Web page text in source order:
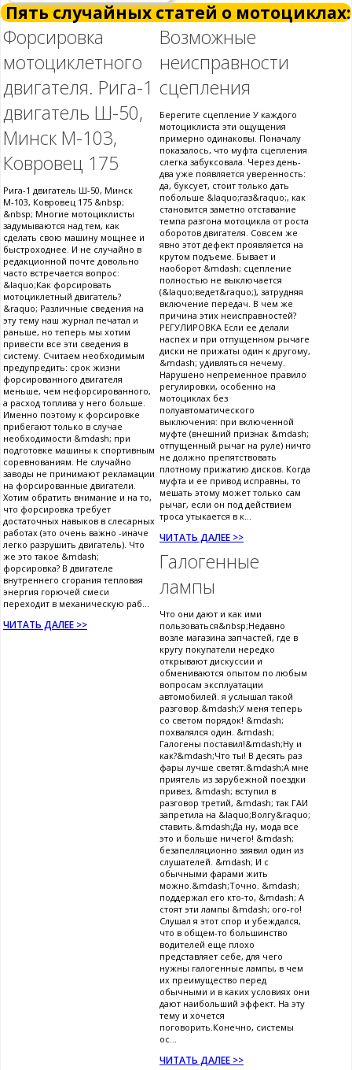
Пять случайных статей о мотоциклах:
Форсировка
мотоциклетного
двигателя. Рига-1
двигатель Ш-50,
Минск М-103,
Ковровец 175
Рига-1 двигатель Ш-50, Минск
М-103, Ковровец 175 &nbsp;
&nbsp; Многие мотоциклисты
задумываются над тем, как
сделать свою машину мощнее и
быстроходнее. И не случайно в
редакционной почте довольно
часто встречается вопрос:
&laquo;Как форсировать
мотоциклетный двигатель?
&raquo; Различные сведения на
эту тему наш журнал печатал и
раньше, но теперь мы хотим
привести все эти сведения в
систему. Считаем необходимым
предупредить: срок жизни
форсированного двигателя
меньше, чем нефорсированного,
а расход топлива у него больше.
Именно поэтому к форсировке
прибегают только в случае
необходимости &mdash; при
подготовке машины к спортивным
соревнованиям. Не случайно
заводы не принимают рекламации
на форсированные двигатели.
Хотим обратить внимание и на то,
что форсировка требует
достаточных навыков в слесарных
работах (это очень важно -иначе
легко разрушить двигатель). Что
же это такое &mdash;
форсировка? В двигателе
внутреннего сгорания тепловая
энергия горючей смеси
переходит в механическую раб...
ЧИТАТЬ ДАЛЕЕ >>
Возможные
неисправности
сцепления
Берегите сцепление У каждого
мотоциклиста эти ощущения
примерно одинаковы. Поначалу
показалось, что муфта сцепления
слегка забуксовала. Через день-
два уже появляется уверенность:
да, буксует, стоит только дать
побольше &laquo;газ&raquo;, как
становится заметно отставание
темпа разгона мотоцикла от роста
оборотов двигателя. Совсем же
явно этот дефект проявляется на
крутом подъеме. Бывает и
наоборот &mdash; сцепление
полностью не выключается
(&laquo;ведет&raquo;), затрудняя
включение передач. В чем же
причина этих неисправностей?
РЕГУЛИРОВКА Если ее делали
наспех и при отпущенном рычаге
диски не прижаты один к другому,
&mdash; удивляться нечему.
Нарушено непременное правило
регулировки, особенно на
мотоциклах без
полуавтоматического
выключения: при включенной
муфте (внешний признак &mdash;
отпущенный рычаг на руле) ничто
не должно препятствовать
плотному прижатию дисков. Когда
муфта и ее привод исправны, то
мешать этому может только сам
рычаг, если он под действием
троса утыкается в к...
ЧИТАТЬ ДАЛЕЕ >>
Галогенные
лампы
Что они дают и как ими
пользоваться&nbsp;Недавно
возле магазина запчастей, где в
кругу покупатели нередко
открывают дискуссии и
обмениваются опытом по любым
вопросам эксплуатации
автомобилей. я услышал такой
разговор.&mdash;У меня теперь
со светом порядок! &mdash;
похвалялся один. &mdash;
Галогены поставил!&mdash;Ну и
как?&mdash;Что ты! В десять раз
фары лучше светят.&mdash;А мне
приятель из зарубежной поездки
привез, &mdash; вступил в
разговор третий, &mdash; так ГАИ
запретила на &laquo;Волгу&raquo;
ставить.&mdash;Да ну, мода все
это и больше ничего! &mdash;
безапелляционно заявил один из
слушателей. &mdash; И с
обычными фарами жить
можно.&mdash;Точно. &mdash;
поддержал его кто-то, &mdash; А
стоят эти лампы &mdash; ого-го!
Слушал я этот спор и убеждался,
что в общем-то большинство
водителей еще плохо
представляет себе, для чего
нужны галогенные лампы, в чем
их преимущество перед
обычными и в каких условиях они
дают наибольший эффект. На эту
тему и хочется
поговорить.Конечно, системы
ос...
ЧИТАТЬ ДАЛЕЕ >>